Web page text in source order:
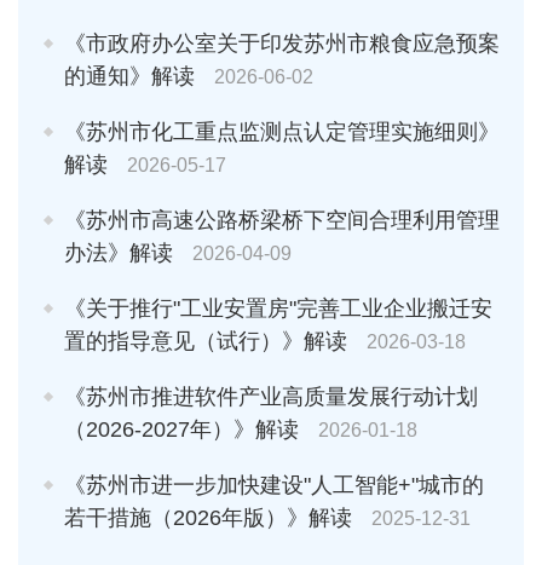
《市政府办公室关于印发苏州市粮食应急预案
的通知》解读
2026-06-02
《苏州市化工重点监测点认定管理实施细则》
解读
2026-05-17
《苏州市高速公路桥梁桥下空间合理利用管理
办法》解读
2026-04-09
《关于推行"工业安置房"完善工业企业搬迁安
置的指导意见（试行）》解读
2026-03-18
《苏州市推进软件产业高质量发展行动计划
（2026-2027年）》解读
2026-01-18
《苏州市进一步加快建设"人工智能+"城市的
若干措施（2026年版）》解读
2025-12-31